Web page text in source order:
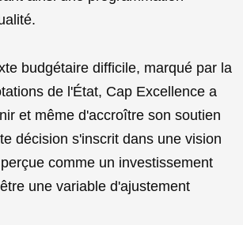
budgétaire difficile, marqué par la
de l'État, Cap Excellence a
et même d'accroître son soutien
décision s'inscrit dans une vision
comme un investissement
une variable d'ajustement